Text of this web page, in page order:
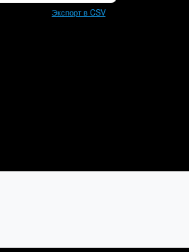
Экспорт в CSV